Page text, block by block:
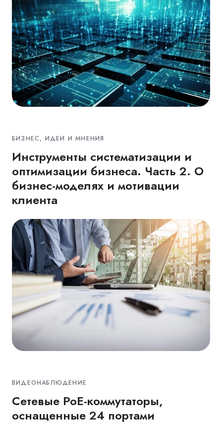
БИЗНЕС, ИДЕИ И МНЕНИЯ
Инструменты систематизации и
оптимизации бизнеса. Часть 2. О
бизнес-моделях и мотивации
клиента
ВИДЕОНАБЛЮДЕНИЕ
Cетевые PoE-коммутаторы,
оснащенные 24 портами